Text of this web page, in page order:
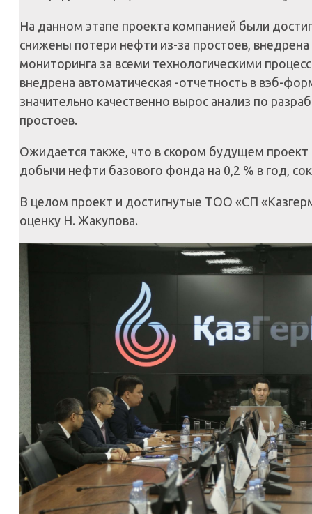
На данном этапе проекта компанией были
снижены потери нефти из-за простоев,
мониторинга за всеми технологическими
внедрена автоматическая -отчетность в вэб-
значительно качественно вырос анализ по
простоев.
Ожидается также, что в скором будущем
добычи нефти базового фонда на 0,2 % в год,
В целом проект и достигнутые ТОО «СП
оценку Н. Жакупова.